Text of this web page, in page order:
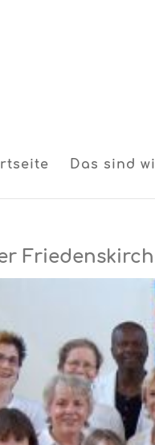
Das sind